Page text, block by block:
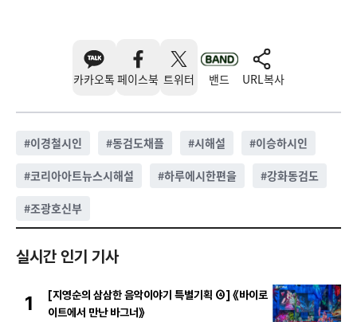
카카오톡 페이스북 트위터 밴드 URL복사
#이경철시인 #동검도채플 #시해설 #이승하시인
#코리아아트뉴스시해설 #하루에시한편을 #강화동검도
#조광호신부
실시간 인기 기사
1
[지영순의 삼삼한 음악이야기 특별기획 ④] 《바이로
이트에서 만난 바그너》